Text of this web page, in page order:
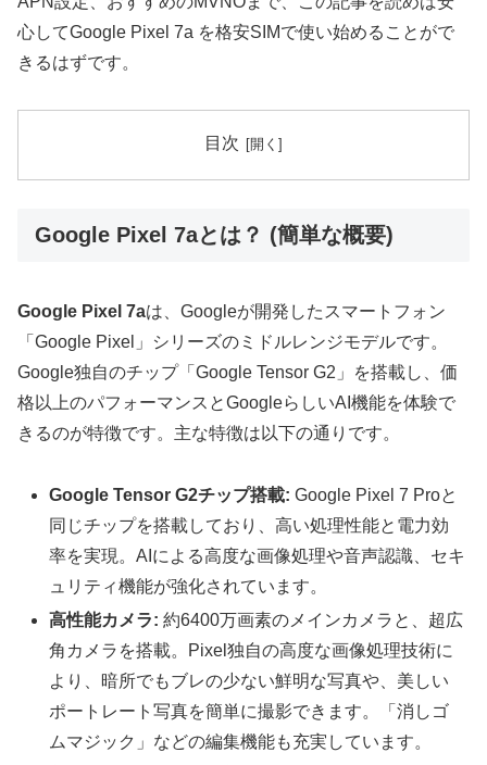
心してGoogle Pixel 7a を格安SIMで使い始めることがで
きるはずです。
目次
Google Pixel 7aとは？ (簡単な概要)
Google Pixel 7aは、Googleが開発したスマートフォン
「Google Pixel」シリーズのミドルレンジモデルです。
Google独自のチップ「Google Tensor G2」を搭載し、価
格以上のパフォーマンスとGoogleらしいAI機能を体験で
きるのが特徴です。主な特徴は以下の通りです。
Google Tensor G2チップ搭載: Google Pixel 7 Proと
同じチップを搭載しており、高い処理性能と電力効
率を実現。AIによる高度な画像処理や音声認識、セキ
ュリティ機能が強化されています。
高性能カメラ: 約6400万画素のメインカメラと、超広
角カメラを搭載。Pixel独自の高度な画像処理技術に
より、暗所でもブレの少ない鮮明な写真や、美しい
ポートレート写真を簡単に撮影できます。「消しゴ
ムマジック」などの編集機能も充実しています。